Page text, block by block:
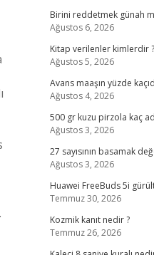
Birini reddetmek günah
Ağustos 6, 2026
Kitap verilenler kimlerdir ?
Ağustos 5, 2026
Avans maaşın yüzde
Ağustos 4, 2026
500 gr kuzu pirzola kaç
Ağustos 3, 2026
27 sayısının basamak
Ağustos 3, 2026
Huawei FreeBuds 5i
Temmuz 30, 2026
Kozmik kanıt nedir ?
Temmuz 26, 2026